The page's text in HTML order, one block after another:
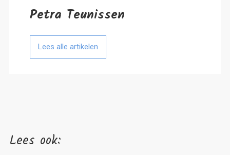
Petra Teunissen
Lees alle artikelen
Lees ook: